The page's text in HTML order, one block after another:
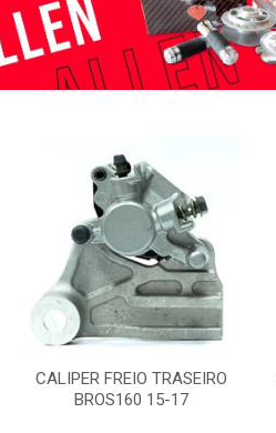
CALIPER FREIO TRASEIRO
BROS160 15-17